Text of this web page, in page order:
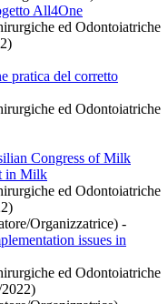
All4One
ed Odontoiatriche
pratica del corretto
ed Odontoiatriche
Congress of Milk
in Milk
ed Odontoiatriche
Organizzatrice) -
issues in
ed Odontoiatriche